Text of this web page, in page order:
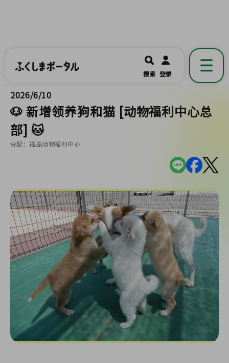
福島県公式の地域情報ポータルアプリ
開く
搜索 登录
2026/6/10
🐶 新增领养狗和猫 [动物福利中心总
部] 🐱
分配：福岛动物福利中心